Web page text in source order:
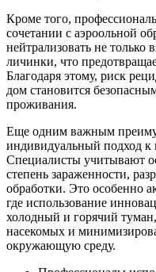
Кроме того,
сочетании с аэроольной
нейтрализовать не только
личинки, что
Благодаря этому, риск
дом становится
проживания.
Еще одним важным
индивидуальный подход к
Специалисты учитывают
степень зараженности,
обработки. Это особенно
где использование
холодный и горячий
насекомых и
окружающую среду.